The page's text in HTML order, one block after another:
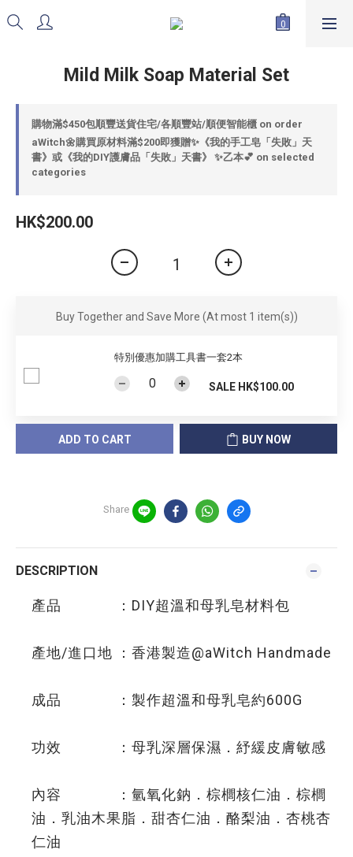
Mild Milk Soap Material Set
購物滿$450包順豐送貨住宅/各順豐站/順便智能櫃 on order
aWitch🌼購買原材料滿$200即獲贈✨《我的手工皂「失敗」天
書》或《我的DIY護膚品「失敗」天書》 ✨乙本💕 on selected
categories
HK$200.00
Buy Together and Save More (At most 1 item(s))
特別優惠加購工具書一套2本
SALE HK$100.00
ADD TO CART BUY NOW
Share
DESCRIPTION
產品 ：DIY超溫和母乳皂材料包
產地/進口地 ：香港製造@aWitch Handmade
成品 ：製作超溫和母乳皂約600G
功效 ：母乳深層保濕．紓緩皮膚敏感
內容 ：氫氧化鈉．棕櫚核仁油．棕櫚
油．乳油木果脂．甜杏仁油．酪梨油．杏桃杏
仁油